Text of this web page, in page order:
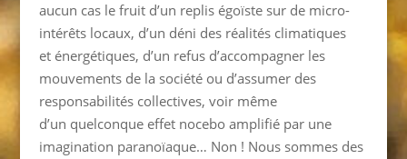
aucun cas le fruit d’un replis égoïste sur de micro-
intérêts locaux, d’un déni des réalités climatiques
et énergétiques, d’un refus d’accompagner les
mouvements de la société ou d’assumer des
responsabilités collectives, voir même
d’un quelconque effet nocebo amplifié par une
imagination paranoïaque… Non ! Nous sommes des